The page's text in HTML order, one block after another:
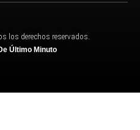
los derechos reservados.
Último Minuto